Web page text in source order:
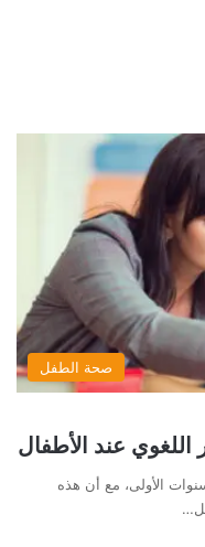
صحة الطفل
اللغوي عند الأطفال
الأولى، مع أن هذه